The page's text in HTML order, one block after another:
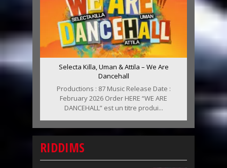
Selecta Killa, Uman & Attila – We Are
Dancehall
Productions : 87 Music Release Date :
February 2026 Order HERE “WE ARE
DANCEHALL” est un titre produi...
RIDDIMS